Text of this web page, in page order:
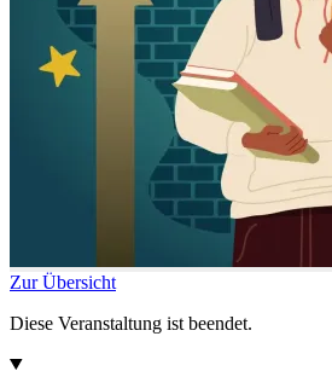
Zur Übersicht
Diese Veranstaltung ist beendet.